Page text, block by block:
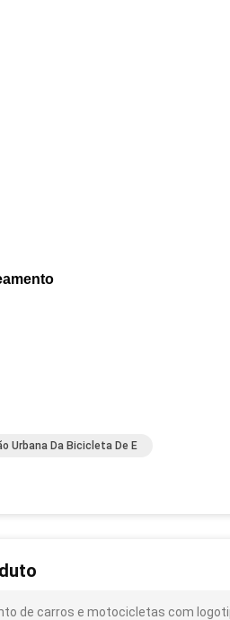
Urbana Da Bicicleta De E
de carros e motocicletas com